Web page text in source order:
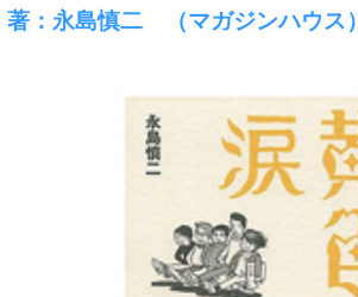
著：永島慎二 （マガジンハウス）